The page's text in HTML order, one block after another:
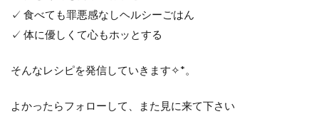
✓ 食べても罪悪感なしヘルシーごはん
✓ 体に優しくて心もホッとする
そんなレシピを発信していきます✧︎*。
よかったらフォローして、また見に来て下さい